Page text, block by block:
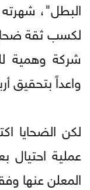
البطل"،
لكسب ثقة
شركة وهمية
واعداً بتحقيق
لكن الضحايا
عملية احتيال
المعلن عنها